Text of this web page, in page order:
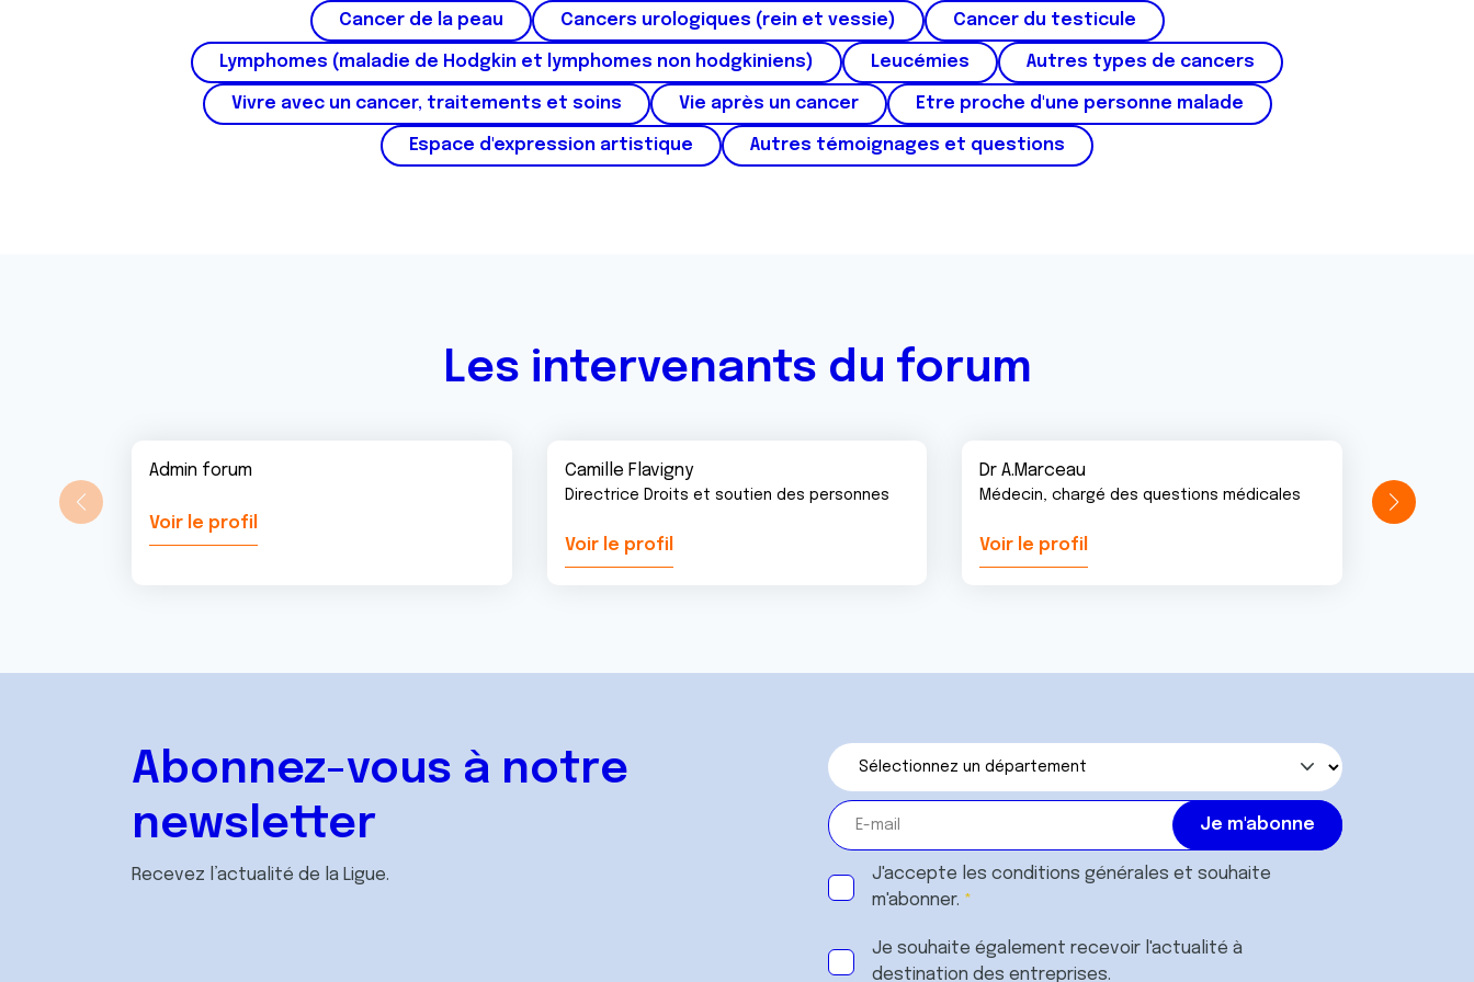
m
e
n
Cancer de la peau Cancers urologiques (rein et vessie) Cancer du testicule
Lymphomes (maladie de Hodgkin et lymphomes non hodgkiniens) Leucémies Autres types de cancers
Vivre avec un cancer, traitements et soins Vie après un cancer Etre proche d'une personne malade
Espace d'expression artistique Autres témoignages et questions
Les intervenants du forum
Admin forum
Voir le profil
Camille Flavigny
Directrice Droits et soutien des personnes
Voir le profil
Dr A.Marceau
Médecin, chargé des questions médicales
Voir le profil
Abonnez-vous à notre
newsletter
Recevez l’actualité de la Ligue. J'accepte les conditions générales et souhaite
m'abonner.
Je souhaite également recevoir l'actualité à
destination des entreprises.